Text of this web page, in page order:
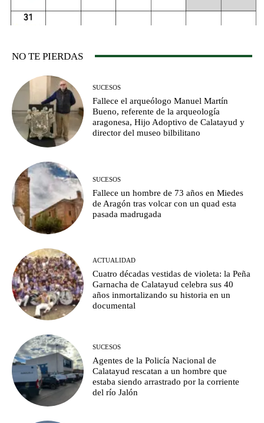
NO TE PIERDAS
SUCESOS
Fallece el arqueólogo Manuel Martín
Bueno, referente de la arqueología
aragonesa, Hijo Adoptivo de Calatayud y
director del museo bilbilitano
SUCESOS
Fallece un hombre de 73 años en Miedes
de Aragón tras volcar con un quad esta
pasada madrugada
ACTUALIDAD
Cuatro décadas vestidas de violeta: la Peña
Garnacha de Calatayud celebra sus 40
años inmortalizando su historia en un
documental
SUCESOS
Agentes de la Policía Nacional de
Calatayud rescatan a un hombre que
estaba siendo arrastrado por la corriente
del río Jalón